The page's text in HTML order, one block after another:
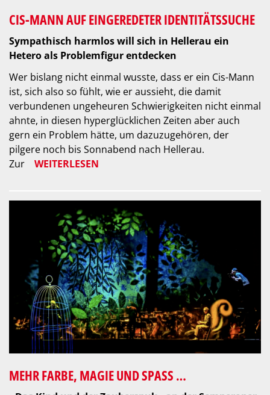
CIS-MANN AUF EINGEREDETER IDENTITÄTSSUCHE
Sympathisch harmlos will sich in Hellerau ein
Hetero als Problemfigur entdecken
Wer bislang nicht einmal wusste, dass er ein Cis-Mann
ist, sich also so fühlt, wie er aussieht, die damit
verbundenen ungeheuren Schwierigkeiten nicht einmal
ahnte, in diesen hyperglücklichen Zeiten aber auch
gern ein Problem hätte, um dazuzugehören, der
pilgere noch bis Sonnabend nach Hellerau.
Zur
WEITERLESEN
MEHR FARBE, MAGIE UND SPASS …